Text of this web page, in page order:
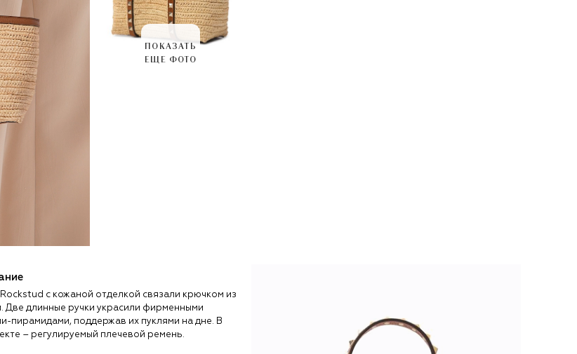
ПОКАЗАТЬ
ЕЩЕ ФОТО
с кожаной отделкой связали крючком из
Две длинные ручки украсили фирменными
пирамидами, поддержав их пуклями на дне. В
– регулируемый плечевой ремень.